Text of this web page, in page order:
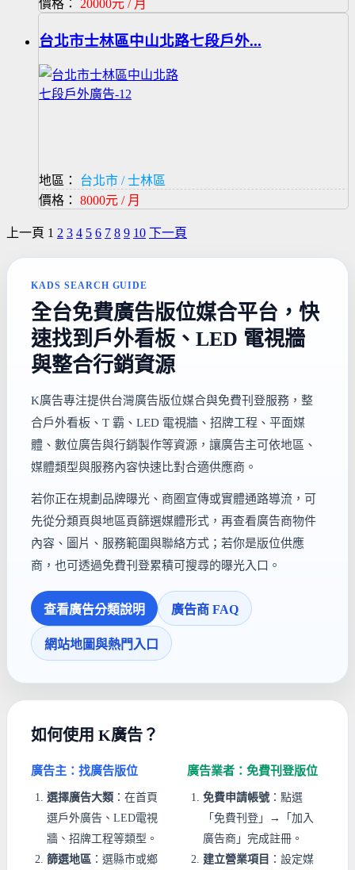
價格： 20000元 / 月
台北市士林區中山北路七段戶外...
地區：
台北市 / 士林區
價格： 8000元 / 月
上一頁 1 2 3 4 5 6 7 8 9 10 下一頁
KADS SEARCH GUIDE
全台免費廣告版位媒合平台，快
速找到戶外看板、LED 電視牆
與整合行銷資源
K廣告專注提供台灣廣告版位媒合與免費刊登服務，整
合戶外看板、T 霸、LED 電視牆、招牌工程、平面媒
體、數位廣告與行銷製作等資源，讓廣告主可依地區、
媒體類型與服務內容快速比對合適供應商。
若你正在規劃品牌曝光、商圈宣傳或實體通路導流，可
先從分類頁與地區頁篩選媒體形式，再查看廣告商物件
內容、圖片、服務範圍與聯絡方式；若你是版位供應
商，也可透過免費刊登累積可搜尋的曝光入口。
查看廣告分類說明 廣告商 FAQ
網站地圖與熱門入口
如何使用 K廣告？
廣告主：找廣告版位
選擇廣告大類 ：在首頁
選戶外廣告、LED電視
牆、招牌工程等類型。
篩選地區 ：選縣市或鄉
廣告業者：免費刊登版位
免費申請帳號 ：點選
「免費刊登」→「加入
廣告商」完成註冊。
建立營業項目 ：設定媒